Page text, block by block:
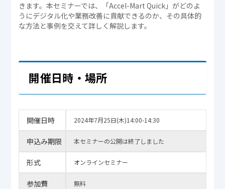
きます。本セミナーでは、「Accel-Mart Quick」がどのよ
うにデジタル化や業務改善に貢献できるのか、その具体的
な方法と事例を交えて詳しく解説します。
開催日時・場所
開催日時 2024年7月25日(木)14:00-14:30
申込み期限 本セミナーの公開は終了しました
形式 オンラインセミナー
参加費 無料